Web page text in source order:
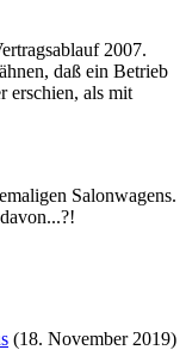
2007.
daß ein Betrieb
erschien, als mit
Salonwagens.
(18. November 2019)